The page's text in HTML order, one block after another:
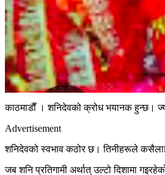
काठमाडाैँ । शनिदेवको क्रोध भयानक हुन्छ।
Advertisement
शनिदेवको स्वभाव कठोर छ। तिनीहरूले
जब शनि प्रतिगामी अर्थात् उल्टो दिशामा